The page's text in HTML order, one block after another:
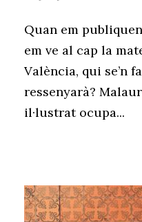
Quan em
em ve al cap la
València, qui se’n
ressenyarà?
il·lustrat ocupa...